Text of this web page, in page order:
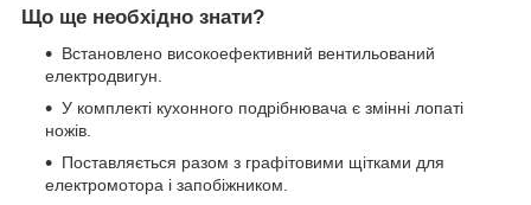
Що ще необхідно знати?
Встановлено високоефективний вентильований
електродвигун.
У комплекті кухонного подрібнювача є змінні лопаті
ножів.
Поставляється разом з графітовими щітками для
електромотора і запобіжником.